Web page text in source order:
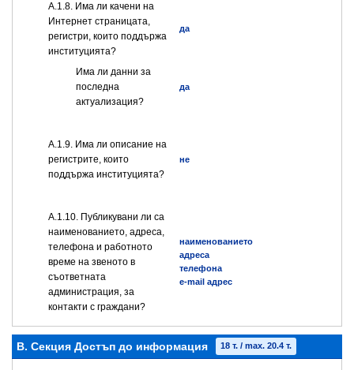
А.1.8. Има ли качени на
Интернет страницата,
регистри, които поддържа
институцията?
да
Има ли данни за
последна
актуализация?
да
А.1.9. Има ли описание на
регистрите, които
поддържа институцията?
не
А.1.10. Публикувани ли са
наименованието, адреса,
телефона и работното
време на звеното в
съответната
администрация, за
контакти с граждани?
наименованието
адреса
телефона
e-mail адрес
B. Секция Достъп до информация 18 т. / max. 20.4 т.